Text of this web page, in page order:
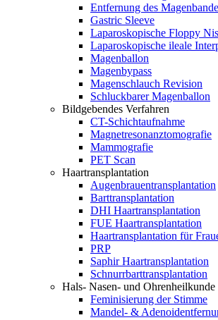
Entfernung des
Gastric Sleeve
Laparoskopische Floppy
Laparoskopische ileale
Magenballon
Magenbypass
Magenschlauch Revision
Schluckbarer Magenballon
Bildgebendes Verfahren
CT-Schichtaufnahme
Magnetresonanztomografie
Mammografie
PET Scan
Haartransplantation
Augenbrauentransplantation
Barttransplantation
DHI Haartransplantation
FUE Haartransplantation
Haartransplantation für
PRP
Saphir Haartransplantation
Schnurrbarttransplantation
Hals- Nasen- und Ohrenheilkunde
Feminisierung der Stimme
Mandel- &